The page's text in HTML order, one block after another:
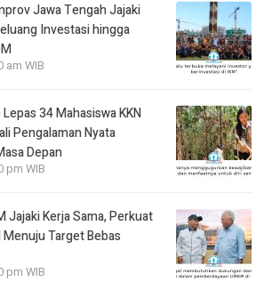
Jawa Tengah Jajaki
Investasi hingga
am WIB
34 Mahasiswa KKN
Pengalaman Nyata
Depan
pm WIB
Jajaki Kerja Sama, Perkuat
Target Bebas
pm WIB